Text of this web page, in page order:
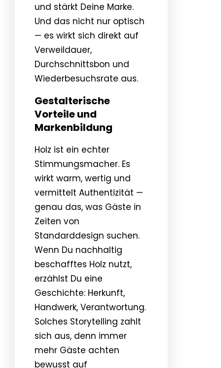
und stärkt Deine Marke.
Und das nicht nur optisch
— es wirkt sich direkt auf
Verweildauer,
Durchschnittsbon und
Wiederbesuchsrate aus.
Gestalterische
Vorteile und
Markenbildung
Holz ist ein echter
Stimmungsmacher. Es
wirkt warm, wertig und
vermittelt Authentizität —
genau das, was Gäste in
Zeiten von
Standarddesign suchen.
Wenn Du nachhaltig
beschafftes Holz nutzt,
erzählst Du eine
Geschichte: Herkunft,
Handwerk, Verantwortung.
Solches Storytelling zahlt
sich aus, denn immer
mehr Gäste achten
bewusst auf